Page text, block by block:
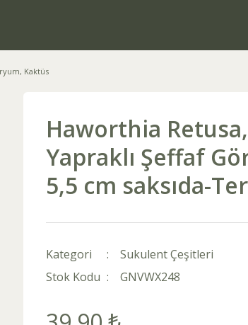
Kaktüs
Haworthia Retusa,
Yapraklı Şeffaf
5,5 cm saksıda-
Kategori
Sukulent Çeşitleri
Stok Kodu
GNVWX248